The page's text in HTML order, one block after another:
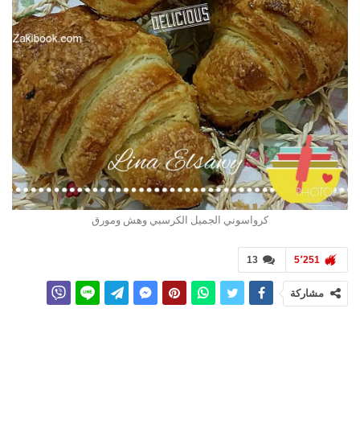
كرواسوني الجميل الكرسبي وهش ومورق
13 5٬251
مشاركة